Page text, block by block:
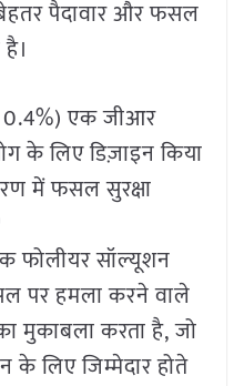
पैदावार और फसल
0.4%) एक जीआर
के लिए डिज़ाइन किया
में फसल सुरक्षा
फोलीयर सॉल्यूशन
पर हमला करने वाले
मुकाबला करता है, जो
लिए जिम्मेदार होते